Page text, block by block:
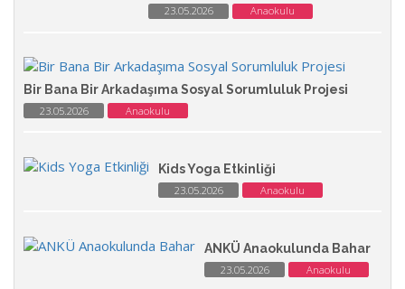
23.05.2026 Anaokulu
Bir Bana Bir Arkadaşıma Sosyal Sorumluluk Projesi
23.05.2026 Anaokulu
Kids Yoga Etkinliği
23.05.2026 Anaokulu
ANKÜ Anaokulunda Bahar
23.05.2026 Anaokulu